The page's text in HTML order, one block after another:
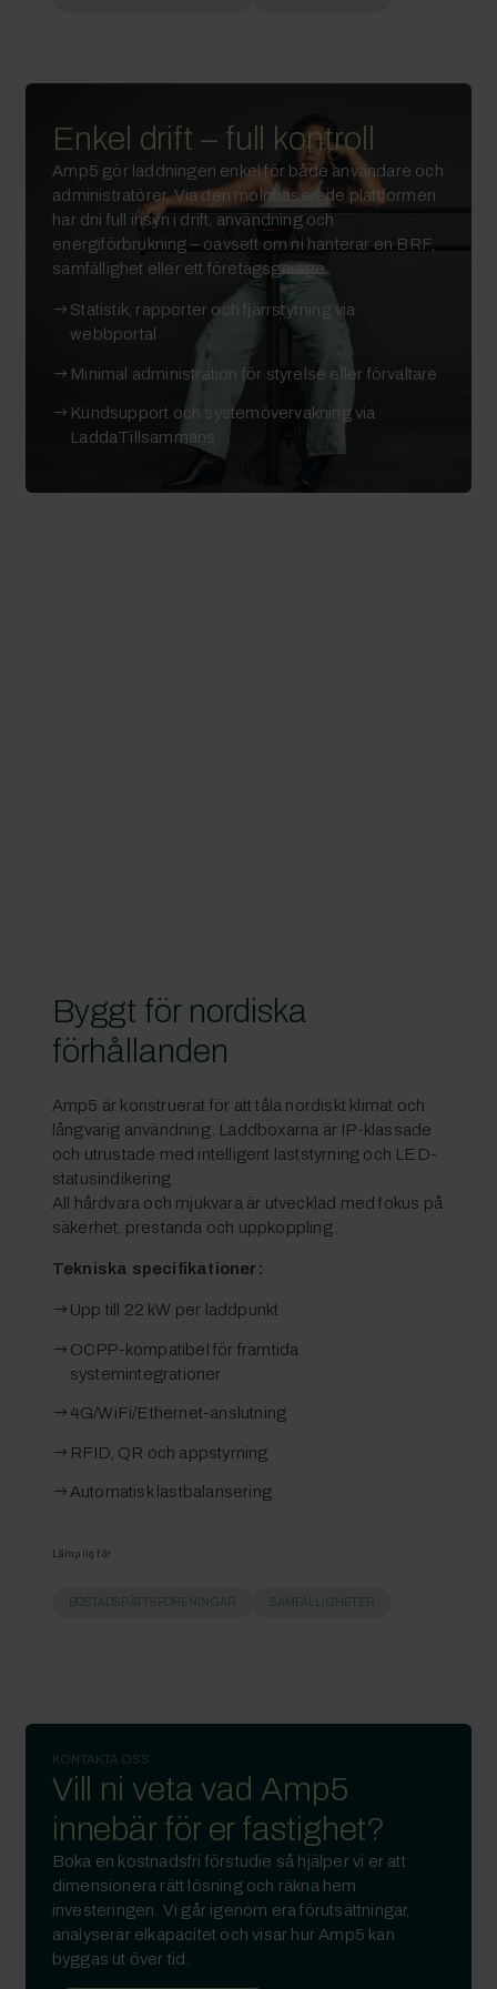
Enkel drift – full kontroll
Amp5 gör laddningen enkel för både användare och
administratörer. Via den molnbaserade plattformen
har dni full insyn i drift, användning och
energiförbrukning – oavsett om ni hanterar en BRF,
samfällighet eller ett företagsgarage.
Statistik, rapporter och fjärrstyrning via
webbportal
Minimal administration för styrelse eller förvaltare
Kundsupport och systemövervakning via
LaddaTillsammans
Byggt för nordiska
förhållanden
Amp5 är konstruerat för att tåla nordiskt klimat och
långvarig användning. Laddboxarna är IP-klassade
och utrustade med intelligent laststyrning och LED-
statusindikering.
All hårdvara och mjukvara är utvecklad med fokus på
säkerhet, prestanda och uppkoppling.
Tekniska specifikationer:
Upp till 22 kW per laddpunkt
OCPP-kompatibel för framtida
systemintegrationer
4G/WiFi/Ethernet-anslutning
RFID, QR och appstyrning
Automatisk lastbalansering
Lämplig för
BOSTADSRÄTTSFÖRENINGAR SAMFÄLLIGHETER
KONTAKTA OSS
Vill ni veta vad Amp5
innebär för er fastighet?
Boka en kostnadsfri förstudie så hjälper vi er att
dimensionera rätt lösning och räkna hem
investeringen. Vi går igenom era förutsättningar,
analyserar elkapacitet och visar hur Amp5 kan
byggas ut över tid.